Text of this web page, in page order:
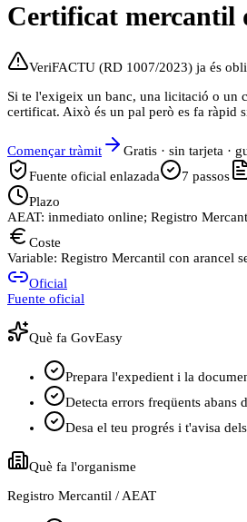
Certificat mercantil
VeriFACTU (RD 1007/2023) ja és
Si te l'exigeix un banc, una licitació o un
certificat. Això és un pal però es fa ràpid
Començar tràmit
Gratis · sin tarjeta ·
Fuente oficial enlazada
7 passos
Plazo
AEAT: inmediato online; Registro
Coste
Variable: Registro Mercantil con arancel
Oficial
Fuente oficial
Què fa GovEasy
Prepara l'expedient i la
Detecta errors freqüents abans
Desa el teu progrés i t'avisa
Què fa l'organisme
Registro Mercantil / AEAT